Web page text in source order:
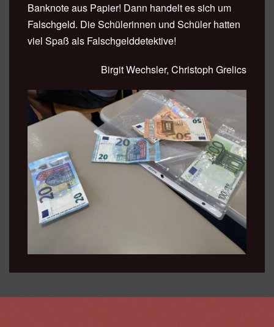
Banknote aus Papier! Dann handelt es sich um
Falschgeld. Die Schülerinnen und Schüler hatten
viel Spaß als Falschgelddetektive!
Birgit Wechsler, Christoph Grelics